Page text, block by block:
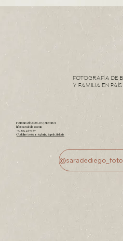
FOTOGRAFÍA CON LOS 5 SENTIDOS
info@saradediego.com
+34 634 48 70 87
C/ Akilino Arriola nº 64 lonja, Sopela, Bizkaia
Fotografía de
y Familia en